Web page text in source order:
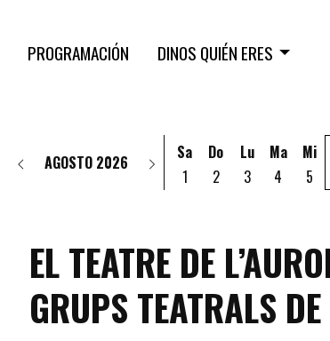
PROGRAMACIÓN DINOS QUIÉN ERES
AGOSTO 2026
Sa
1
Do
2
Lu
3
Ma
4
Mi
5
EL TEATRE DE
GRUPS TEATRALS